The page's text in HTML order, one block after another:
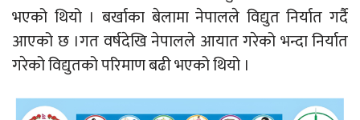
भएको थियो । बर्खाका बेलामा नेपालले विद्युत निर्यात गर्दै
आएको छ ।गत वर्षदेखि नेपालले आयात गरेको भन्दा निर्यात
गरेको विद्युतको परिमाण बढी भएको थियो ।